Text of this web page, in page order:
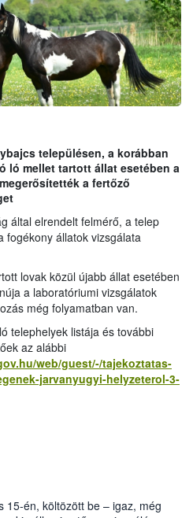
településen, a korábban
ló mellet tartott állat esetében a
a fertőző
által elrendelt felmérő, a telep
fogékony állatok vizsgálata
lovak közül újabb állat esetében
a laboratóriumi vizsgálatok
még folyamatban van.
telephelyek listája és további
az alábbi
web/guest/-/tajekoztatas-
jarvanyugyi-helyzeterol-3-
15-én, költözött be – igaz, még